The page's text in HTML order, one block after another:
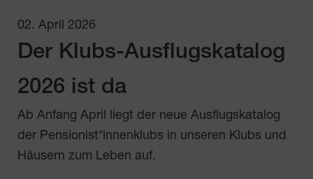
02. April 2026
Der Klubs-Ausflugskatalog
2026 ist da
Ab Anfang April liegt der neue Ausflugskatalog
der Pensionist*innenklubs in unseren Klubs und
Häusern zum Leben auf.